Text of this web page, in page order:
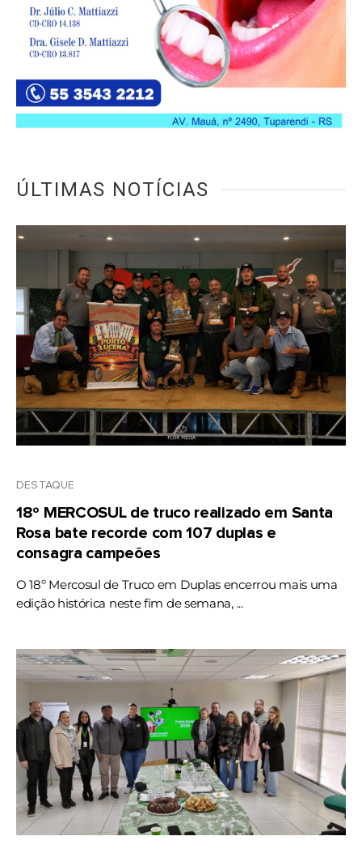
ÚLTIMAS NOTÍCIAS
DESTAQUE
18º MERCOSUL de truco realizado em Santa
Rosa bate recorde com 107 duplas e
consagra campeões
O 18º Mercosul de Truco em Duplas encerrou mais uma
edição histórica neste fim de semana, ...